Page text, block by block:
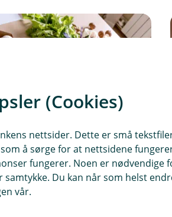
hverdagen
(Cookies)
nettsider. Dette er små
å sørge for at nettsidene
fungerer. Noen er nødvendige
Du kan når som helst
vår.